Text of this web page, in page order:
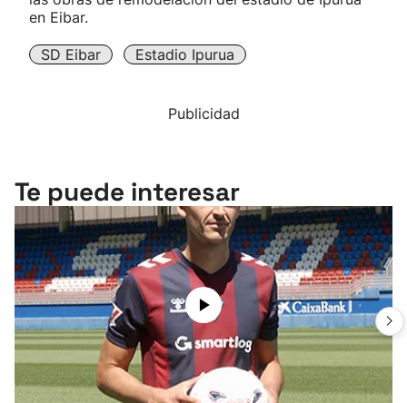
en Eibar.
SD Eibar Estadio Ipurua
Publicidad
Te puede interesar